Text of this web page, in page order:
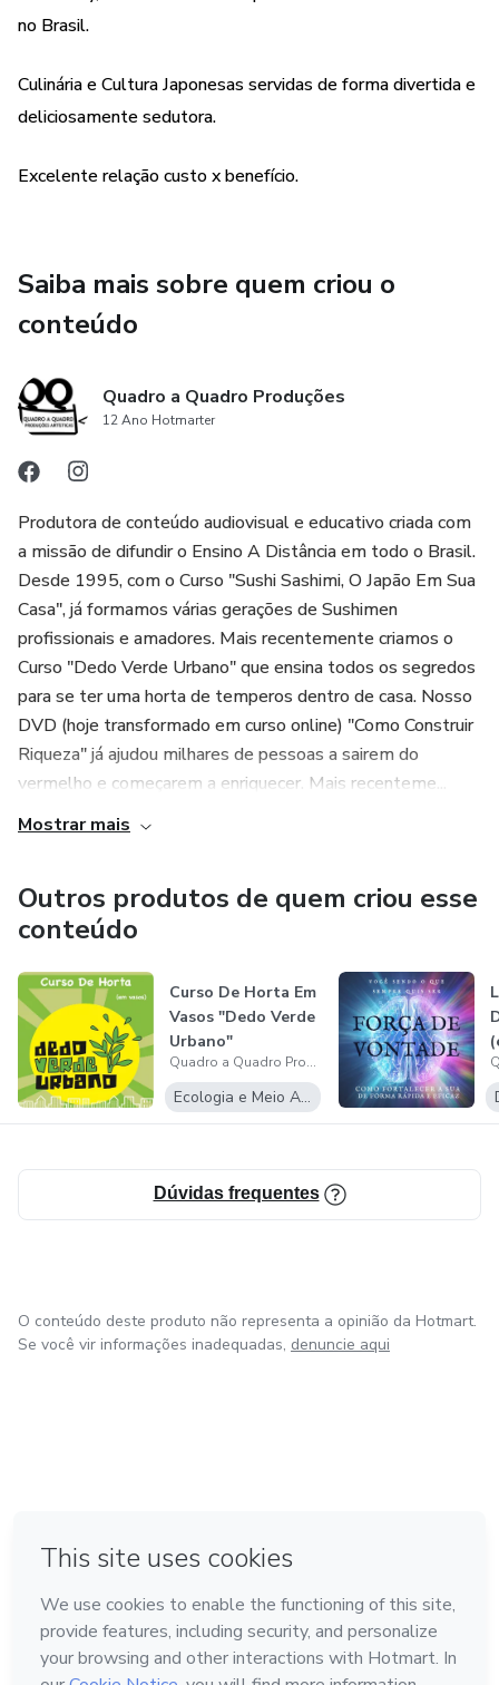
no Brasil.
Culinária e Cultura Japonesas servidas de forma divertida e
deliciosamente sedutora.
Excelente relação custo x benefício.
Saiba mais sobre quem criou o
conteúdo
Quadro a Quadro Produções
12 Ano Hotmarter
Produtora de conteúdo audiovisual e educativo criada com
a missão de difundir o Ensino A Distância em todo o Brasil.
Desde 1995, com o Curso "Sushi Sashimi, O Japão Em Sua
Casa", já formamos várias gerações de Sushimen
profissionais e amadores. Mais recentemente criamos o
Curso "Dedo Verde Urbano" que ensina todos os segredos
para se ter uma horta de temperos dentro de casa. Nosso
DVD (hoje transformado em curso online) "Como Construir
Riqueza" já ajudou milhares de pessoas a sairem do
vermelho e começarem a enriquecer. Mais recenteme...
Mostrar mais
Outros produtos de quem criou esse
conteúdo
Curso De Horta Em
Vasos "Dedo Verde
Urbano"
Quadro a Quadro Produções
Ecologia e Meio Ambiente
Dúvidas frequentes
O conteúdo deste produto não representa a opinião da Hotmart.
Se você vir informações inadequadas, denuncie aqui
Feito com ❤ em Bogotá